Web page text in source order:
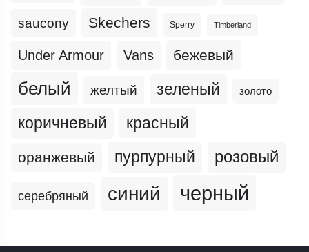
saucony Skechers Sperry Timberland
Under Armour Vans бежевый
белый желтый зеленый золото
коричневый красный
оранжевый пурпурный розовый
серебряный синий черный